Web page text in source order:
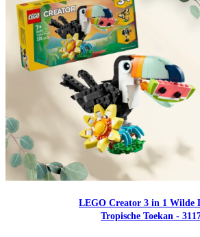
LEGO Creator 3 in 1 Wilde
Tropische Toekan -